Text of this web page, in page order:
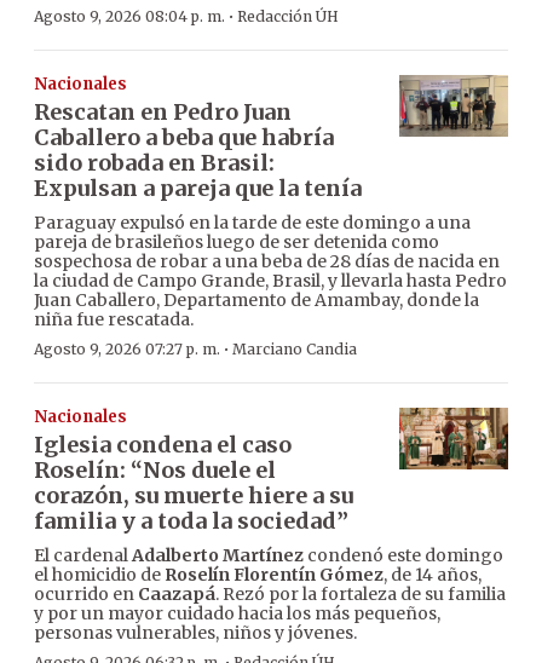
Agosto 9, 2026 08:04 p. m. · Redacción ÚH
Nacionales
Rescatan en Pedro Juan
Caballero a beba que habría
sido robada en Brasil:
Expulsan a pareja que la tenía
Paraguay expulsó en la tarde de este domingo a una
pareja de brasileños luego de ser detenida como
sospechosa de robar a una beba de 28 días de nacida en
la ciudad de Campo Grande, Brasil, y llevarla hasta Pedro
Juan Caballero, Departamento de Amambay, donde la
niña fue rescatada.
Agosto 9, 2026 07:27 p. m. · Marciano Candia
Nacionales
Iglesia condena el caso
Roselín: “Nos duele el
corazón, su muerte hiere a su
familia y a toda la sociedad”
El cardenalAdalberto Martínez condenó este domingo
el homicidio de Roselín Florentín Gómez, de 14 años,
ocurrido en Caazapá. Rezó por la fortaleza de su familia
y por un mayor cuidado hacia los más pequeños,
personas vulnerables, niños y jóvenes.